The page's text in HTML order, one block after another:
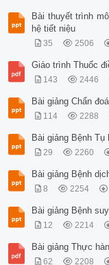
Bài thuyết trình
hệ tiết niệu
35 2506
Giáo trình Thuốc
143 2446
Bài giảng Chẩn
114 2288
Bài giảng Bệnh
29 2260
Bài giảng Bệnh
8 2254
Bài giảng Bệnh
12 2214
Bài giảng Thực
62 2208